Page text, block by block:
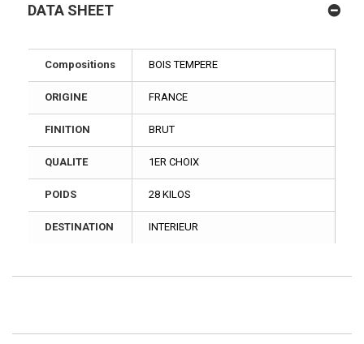
DATA SHEET
Compositions BOIS TEMPERE
ORIGINE FRANCE
FINITION BRUT
QUALITE 1ER CHOIX
POIDS 28 KILOS
DESTINATION INTERIEUR